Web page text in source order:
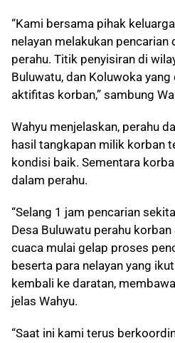
“Kami bersama pihak
nelayan melakukan pencarian
perahu. Titik penyisiran di
Buluwatu, dan Koluwoka
aktifitas korban,” sambung
Wahyu menjelaskan, perahu
hasil tangkapan milik korban
kondisi baik. Sementara
dalam perahu.
“Selang 1 jam pencarian
Desa Buluwatu perahu
cuaca mulai gelap proses
beserta para nelayan yang
kembali ke daratan,
jelas Wahyu.
“Saat ini kami terus